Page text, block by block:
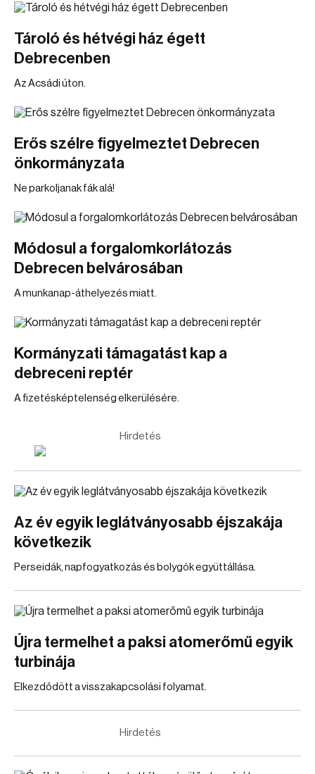
Tároló és hétvégi ház égett
Debrecenben
Az Acsádi úton.
Erős szélre figyelmeztet Debrecen
önkormányzata
Ne parkoljanak fák alá!
Módosul a forgalomkorlátozás
Debrecen belvárosában
A munkanap-áthelyezés miatt.
Kormányzati támagatást kap a
debreceni reptér
A fizetésképtelenség elkerülésére.
Hirdetés
Az év egyik leglátványosabb éjszakája
következik
Perseidák, napfogyatkozás és bolygók együttállása.
Újra termelhet a paksi atomerőmű egyik
turbinája
Elkezdődött a visszakapcsolási folyamat.
Hirdetés